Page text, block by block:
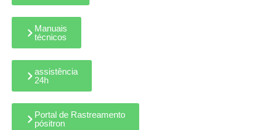
Manuais
técnicos
assistência
24h
Portal de Rastreamento
pósitron